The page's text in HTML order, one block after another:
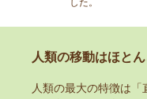
人類の移動はほと
人類の最大の特徴は